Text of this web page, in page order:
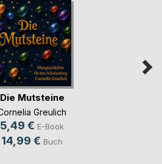
Die Mutsteine
Greulich
5,49 € E-Book
14,99 € Buch